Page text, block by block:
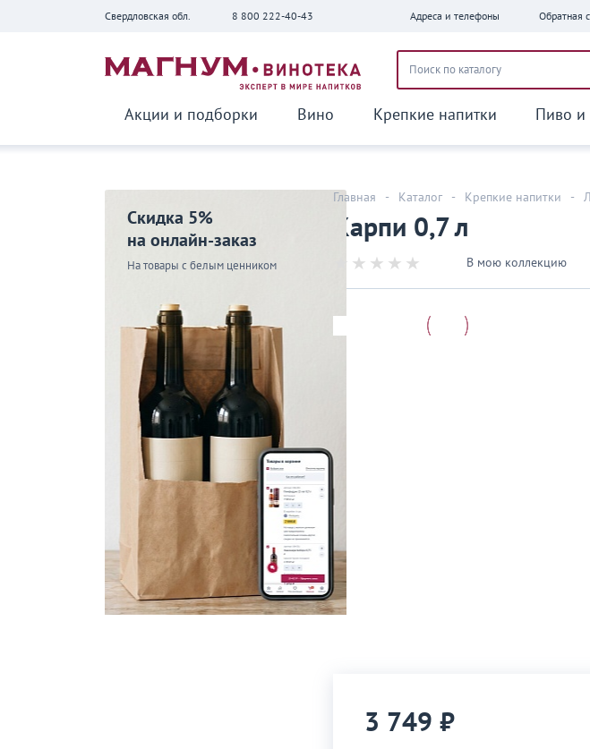
Свердловская обл. 8 800 222-40-43 Адреса и телефоны Обратная
Акции и подборки Вино Крепкие напитки Пиво и
Скидка 5%
на онлайн-заказ
На товары с белым ценником
Главная - Каталог - Крепкие напитки -
Карпи 0,7 л
В мою коллекцию
3 749 ₽